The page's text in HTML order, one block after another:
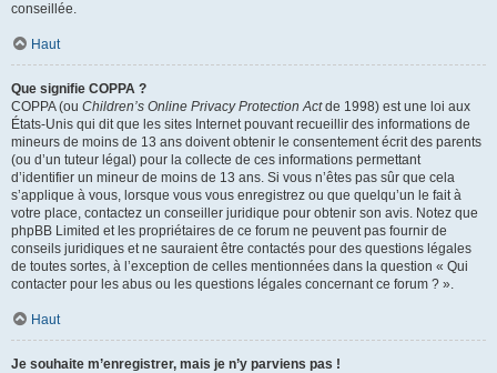
conseillée.
Haut
Que signifie COPPA ?
COPPA (ou Children’s Online Privacy Protection Actde 1998) est une loi aux
États-Unis qui dit que les sites Internet pouvant recueillir des informations de
mineurs de moins de 13 ans doivent obtenir le consentement écrit des parents
(ou d’un tuteur légal) pour la collecte de ces informations permettant
d’identifier un mineur de moins de 13 ans. Si vous n’êtes pas sûr que cela
s’applique à vous, lorsque vous vous enregistrez ou que quelqu’un le fait à
votre place, contactez un conseiller juridique pour obtenir son avis. Notez que
phpBB Limited et les propriétaires de ce forum ne peuvent pas fournir de
conseils juridiques et ne sauraient être contactés pour des questions légales
de toutes sortes, à l’exception de celles mentionnées dans la question « Qui
contacter pour les abus ou les questions légales concernant ce forum ? ».
Haut
Je souhaite m’enregistrer, mais je n’y parviens pas !